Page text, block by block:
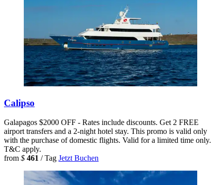
Calipso
Galapagos $2000 OFF - Rates include discounts. Get 2 FREE
airport transfers and a 2-night hotel stay. This promo is valid only
with the purchase of domestic flights. Valid for a limited time only.
T&C apply.
from $ 461 / Tag Jetzt Buchen